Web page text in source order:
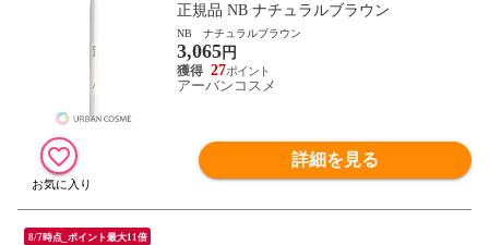
正規品 NB ナチュラルブラウン
NB ナチュラルブラウン
3,065円
27
アーバンコスメ
詳細を見る
8/7時点_ポイント最大11倍